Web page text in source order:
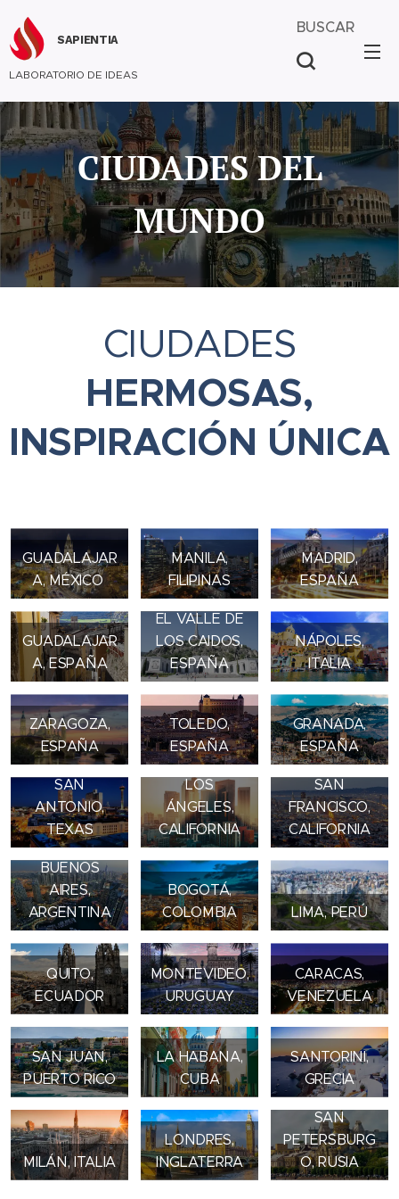
SAPIENTIA
LABORATORIO DE IDEAS
BUSCAR
CIUDADES DEL
MUNDO
CIUDADES
HERMOSAS,
INSPIRACIÓN ÚNICA
GUADALAJAR
A, MÉXICO
MANILA,
FILIPINAS
MADRID,
ESPAÑA
GUADALAJAR
A, ESPAÑA
EL VALLE DE
LOS CAIDOS,
ESPAÑA
NÁPOLES,
ITALIA
ZARAGOZA,
ESPAÑA
TOLEDO,
ESPAÑA
GRANADA,
ESPAÑA
SAN
ANTONIO,
TEXAS
LOS
ÁNGELES,
CALIFORNIA
SAN
FRANCISCO,
CALIFORNIA
BUENOS
AIRES,
ARGENTINA
BOGOTÁ,
COLOMBIA
LIMA, PERÚ
QUITO,
ECUADOR
MONTEVIDEO,
URUGUAY
CARACAS,
VENEZUELA
SAN JUAN,
PUERTO RICO
LA HABANA,
CUBA
SANTORINI,
GRECIA
MILÁN, ITALIA
LONDRES,
INGLATERRA
SAN
PETERSBURG
O, RUSIA